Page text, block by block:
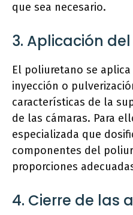
que sea necesario.
3. Aplicación
El poliuretano se
inyección o
características de la
de las cámaras. Para
especializada que
componentes del
proporciones
4. Cierre de las